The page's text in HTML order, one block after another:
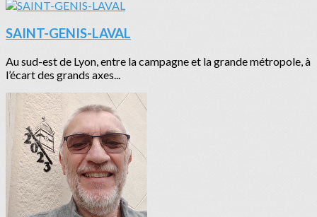
SAINT-GENIS-LAVAL
Au sud-est de Lyon, entre la campagne et la grande métropole, à
l’écart des grands axes...